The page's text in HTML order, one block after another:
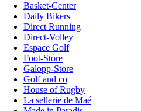
Basket-Center
Daily Bikers
Direct Running
Direct-Volley
Espace Golf
Foot-Store
Galopp-Store
Golf and co
House of Rugby
La sellerie de Maé